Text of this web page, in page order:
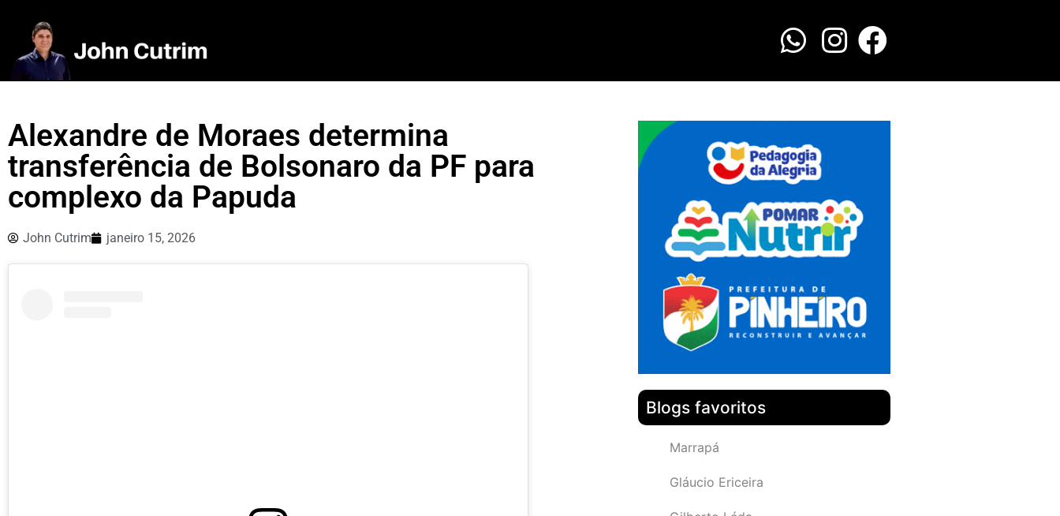
Alexandre de Moraes determina
transferência de Bolsonaro da PF para
complexo da Papuda
John Cutrim janeiro 15, 2026
Blogs favoritos
Marrapá
Gláucio Ericeira